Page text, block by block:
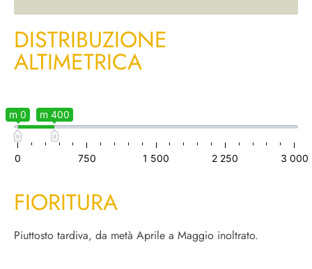
DISTRIBUZIONE
ALTIMETRICA
m 0 m 400
0 750 1 500 2 250 3 000
FIORITURA
Piuttosto tardiva, da metà Aprile a Maggio inoltrato.